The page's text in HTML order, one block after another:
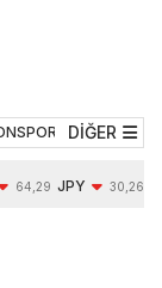
TEKNOLOJİ
DİĞER
64,29 JPY 30,26